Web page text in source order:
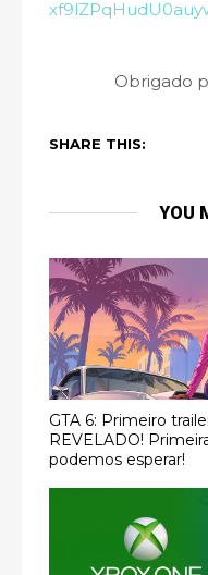
Obrigado por
SHARE THIS:
YOU
GTA 6: Primeiro
REVELADO!
podemos esperar!